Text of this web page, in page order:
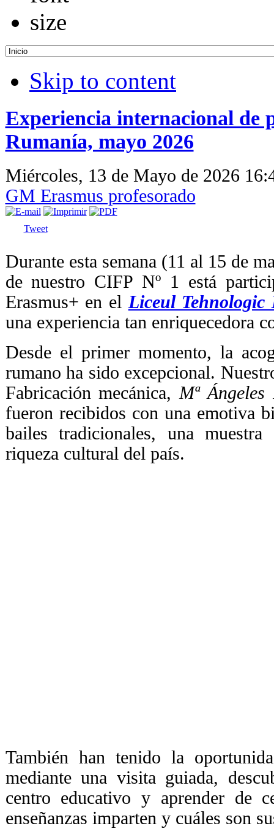
Skip to content
Experiencia internacional de
Rumanía, mayo 2026
Miércoles, 13 de Mayo de 2026
GM Erasmus profesorado
Tweet
Durante esta semana (11 al 15 de
de nuestro CIFP Nº 1 está
Erasmus+ en el Liceul Tehnologic
una experiencia tan enriquecedora
Desde el primer momento, la
rumano ha sido excepcional.
Fabricación mecánica, Mª
fueron recibidos con una emotiva
bailes tradicionales, una
riqueza cultural del país.
También han tenido la
mediante una visita guiada,
centro educativo y aprender de
enseñanzas imparten y cuáles son